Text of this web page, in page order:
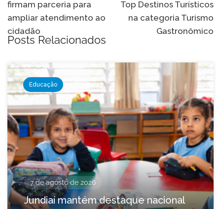
Post
firmam parceria para
ampliar atendimento ao
cidadão
Top Destinos Turísticos
na categoria Turismo
Gastronômico
Posts Relacionados
Educação
7 de agosto de 2026
Jundiaí mantém destaque nacional